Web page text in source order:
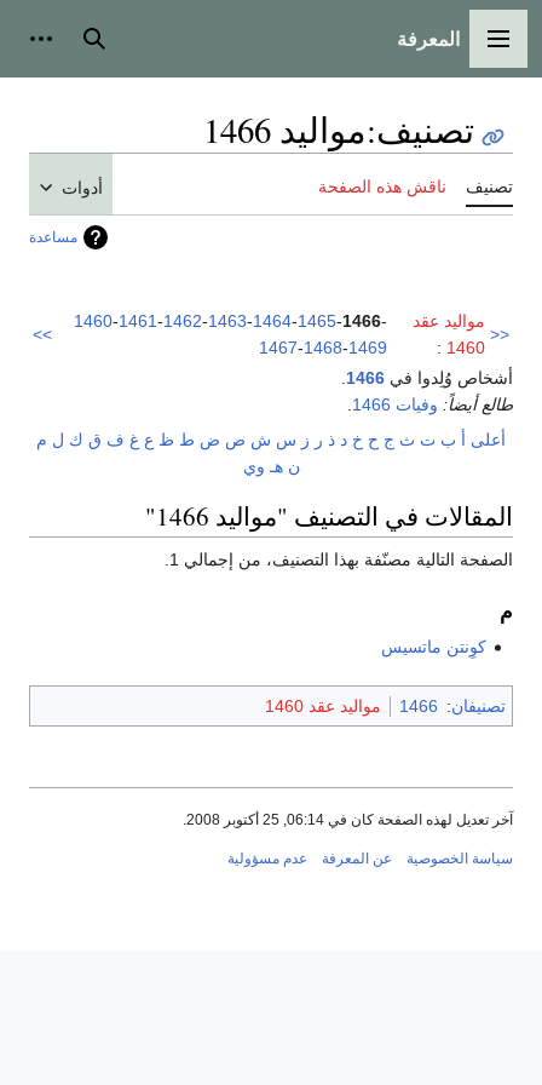
القائمة الرئيسية
المعرفة بحث
تصنيف:مواليد 1466
تصنيف ناقش هذه الصفحة أدوات
مساعدة
<<
مواليد عقد
1460
:
1460-1461-1462-1463-1464-1465-1466-
1467-1468-1469
>>
أشخاص وُلِدوا في 1466
طالع أيضاً: وفيات 1466
أعلى أ ب ت ث ج ح خ د ذ ر ز س ش ص ض ط ظ ع غ ف ق ك ل م
ن هـ وي
المقالات في التصنيف "مواليد 1466"
الصفحة التالية مصنّفة بهذا التصنيف، من إجمالي 1.
م
كوِنتن ماتسيس
تصنيفان:
1466 مواليد عقد 1460
آخر تعديل لهذه الصفحة كان في 06:14, 25 أكتوبر 2008.
سياسة الخصوصية عن المعرفة عدم مسؤولية